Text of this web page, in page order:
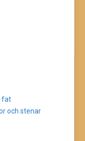
fat
och stenar